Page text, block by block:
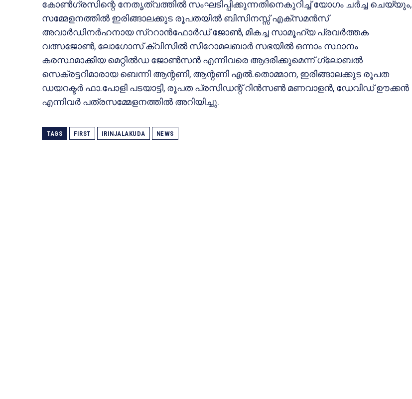
കോണ്‍ഗ്രസിന്റെ നേതൃത്വത്തില്‍ സംഘടിപ്പിക്കുന്നതിനെകുറിച്ച് യോഗം ചര്‍ച്ച ചെയ്യും,
സമ്മേളനത്തില്‍ ഇരിങ്ങാലക്കുട രൂപതയില്‍ ബിസിനസ്സ് എക്‌സമന്‍സ്
അവാര്‍ഡിനര്‍ഹനായ സ്‌ററാന്‍ഫോര്‍ഡ് ജോണ്‍, മികച്ച സാമൂഹ്യ പ്രവര്‍ത്തക
വത്സജോണ്‍, ലോഗോസ് ക്വിസില്‍ സീറോമലബാര്‍ സഭയില്‍ ഒന്നാം സ്ഥാനം
കരസ്ഥമാക്കിയ മെറ്റില്‍ഡ ജോണ്‍സന്‍ എന്നിവരെ ആദരിക്കുമെന്ന് ഗ്ലോബല്‍
സെക്രട്ടറിമാരായ ബെന്നി ആന്റണി, ആന്റണി എല്‍.തൊമ്മാന, ഇരിങ്ങാലക്കുട രൂപത
ഡയറക്ടര്‍ ഫാ.പോളി പടയാട്ടി, രൂപത പ്രസിഡന്റ് റിന്‍സണ്‍ മണവാളന്‍, ഡേവിഡ് ഊക്കന്‍
എന്നിവര്‍ പത്രസമ്മേളനത്തില്‍ അറിയിച്ചു.
TAGS FIRST IRINJALAKUDA NEWS